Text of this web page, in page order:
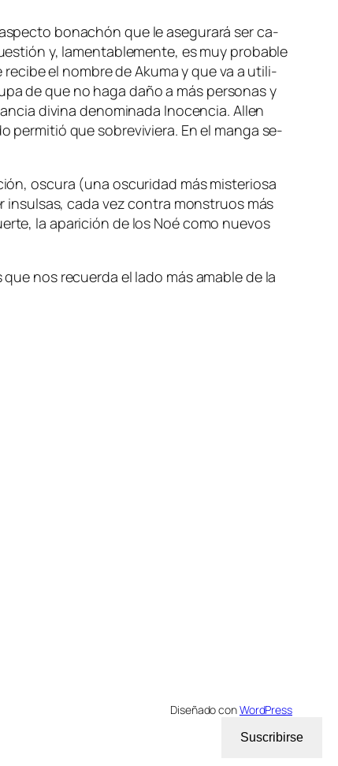
bo­na­chón que le ase­gu­ra­rá ser ca­
y, la­men­ta­ble­men­te, es muy pro­ba­ble
el nom­bre de Akuma y que va a uti­li­
de que no ha­ga da­ño a más per­so­nas y
di­vi­na de­no­mi­na­da Inocencia. Allen
per­mi­tió que so­bre­vi­vie­ra. En el man­ga se­
os­cu­ra (una os­cu­ri­dad más mis­te­rio­sa
in­sul­sas, ca­da vez con­tra mons­truos más
la apa­ri­ción de los Noé co­mo nue­vos
nos re­cuer­da el la­do más ama­ble de la
Diseñado conWordPress
Suscribirse